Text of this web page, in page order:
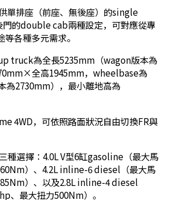
排座（前座、無後座）的single
的double cab兩種設定，可對應從專
各種多元需求。
truck為全長5235mm（wagon版本為
全高1945mm，wheelbase為
為2730mm），最小離地高為
4WD，可依照路面狀況自由切換FR與
種選擇：4.0L V型6缸gasoline（最大馬
）、4.2L inline-6 diesel（最大馬
）、以及2.8L inline-4 diesel
、最大扭力500Nm）。